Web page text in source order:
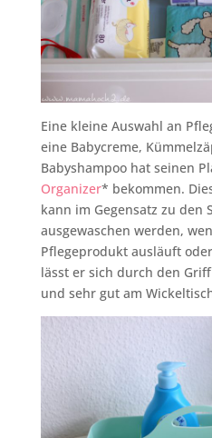
Eine kleine Auswahl an
eine Babycreme,
Babyshampoo hat seinen
Organizer* bekommen.
kann im Gegensatz zu den
ausgewaschen werden,
Pflegeprodukt ausläuft
lässt er sich durch den
und sehr gut am